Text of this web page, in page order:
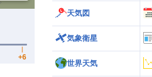
天気図
気象衛星
世界天気